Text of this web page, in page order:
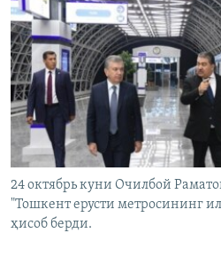
24 октябрь куни Очилбой
"Тошкент ерусти метросининг
ҳисоб берди.